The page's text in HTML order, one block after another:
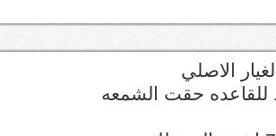
الاصلي
للقاعده حقت الشمعه